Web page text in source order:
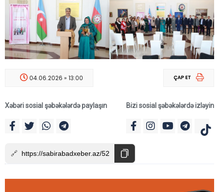
04.06.2026 » 13:00 ÇAP ET
Xəbəri sosial şəbəkələrdə paylaşın Bizi sosial şəbəkələrdə izləyin
🔗